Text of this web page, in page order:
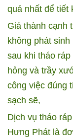
quả nhất để tiết
Giá thành cạnh
không phát
sau khi tháo
hỏng và trầy
công việc đúng
sạch sẽ,
Dịch vụ tháo
Hưng Phát là